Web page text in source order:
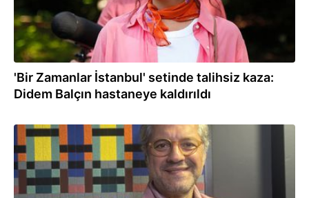
'Bir Zamanlar İstanbul' setinde talihsiz kaza:
Didem Balçın hastaneye kaldırıldı
02.10.2024